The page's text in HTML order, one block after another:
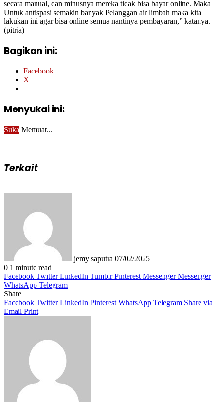
secara manual, dan minusnya mereka tidak bisa bayar online. Maka
Untuk antispasi semakin banyak Pelanggan air limbah maka kita
lakukan ini agar bisa online semua nantinya pembayaran,” katanya.
(pitria)
Bagikan ini:
Facebook
X
Menyukai ini:
Suka Memuat...
Terkait
jemy saputra 07/02/2025
0 1 minute read
Facebook Twitter LinkedIn Tumblr Pinterest Messenger Messenger
WhatsApp Telegram
Share
Facebook Twitter LinkedIn Pinterest WhatsApp Telegram Share via
Email Print